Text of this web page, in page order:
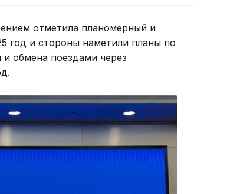
отметила планомерный и
год и стороны наметили планы по
обмена поездами через